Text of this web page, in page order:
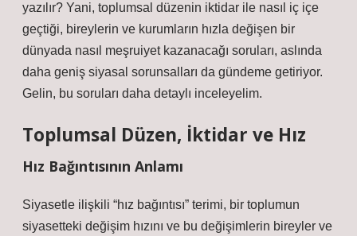
yazılır? Yani, toplumsal düzenin iktidar ile nasıl iç içe
geçtiği, bireylerin ve kurumların hızla değişen bir
dünyada nasıl meşruiyet kazanacağı soruları, aslında
daha geniş siyasal sorunsalları da gündeme getiriyor.
Gelin, bu soruları daha detaylı inceleyelim.
Toplumsal Düzen, İktidar ve Hız
Hız Bağıntısının Anlamı
Siyasetle ilişkili “hız bağıntısı” terimi, bir toplumun
siyasetteki değişim hızını ve bu değişimlerin bireyler ve